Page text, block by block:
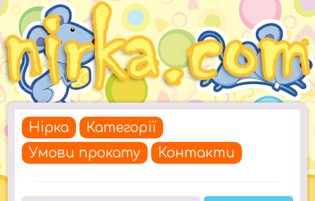
Нірка
Категорії
Умови прокату
Контакти